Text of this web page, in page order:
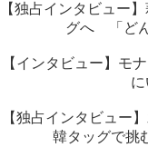
【独占インタビュー
グへ 「どん
【インタビュー】モ
に
【独占インタビュー
韓タッグで挑